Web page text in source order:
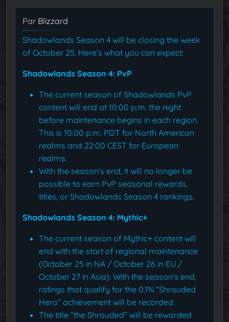
Par Blizzard
Shadowlands Season 4 will be closing the week
of October 25. Here’s what you can expect:
Shadowlands Season 4: PvP
The current season of Shadowlands PvP
content will end at 10:00 p.m. the night
before maintenance begins in each region.
This is 10:00 p.m. PDT for North American
realms and 22:00 CEST for European
realms.
With the season’s end, it will no longer be
possible to earn PvP seasonal rewards,
titles, or Shadowlands Season 4 rankings.
Shadowlands Season 4: Mythic+
The current season of Mythic+ content will
end with the start of regional maintenance
(October 25 in NA / October 26 in EU /
October 27 in Asia). With the season’s end,
ratings that qualify for the 0.1% “Shrouded
Hero” achievement will be recorded.
The title “the Shrouded” will be rewarded